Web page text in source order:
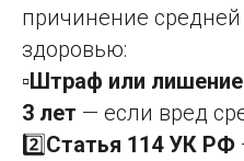
причинение
здоровью:
▫️Штраф или
3 лет — если вред
2️⃣Статья 114 УК РФ